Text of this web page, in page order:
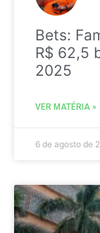
Bets:
R$ 62,5
2025
VER MATÉRIA »
6 de agosto de